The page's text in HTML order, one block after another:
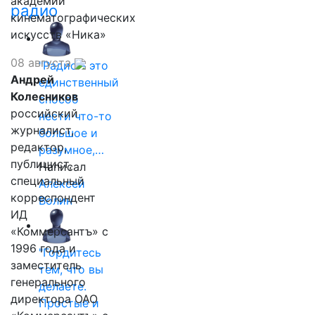
радио
"Радио - это
единственный
способ
нести что-то
большое и
разумное,…
Написал
Алексей
Волин
"Гордитесь
тем, что вы
делаете.
Простые и
кинематографических
искусств «Ника»
08 августа
Андрей
Колесников
российский
журналист,
редактор,
публицист,
специальный
корреспондент
ИД
«Коммерсантъ» с
1996 года и
заместитель
генерального
директора ОАО